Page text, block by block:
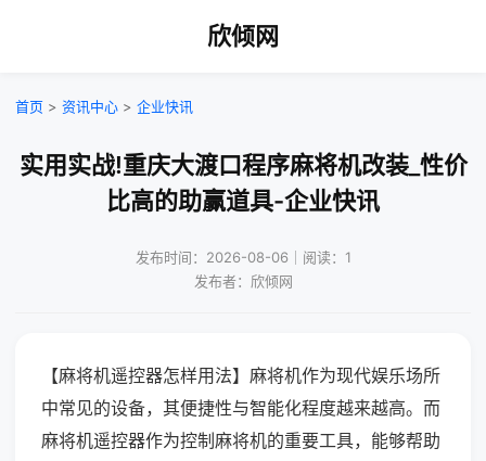
欣倾网
首页 > 资讯中心 > 企业快讯
实用实战!重庆大渡口程序麻将机改装_性价
比高的助赢道具-企业快讯
发布时间：2026-08-06｜阅读：1
发布者：欣倾网
【麻将机遥控器怎样用法】麻将机作为现代娱乐场所
中常见的设备，其便捷性与智能化程度越来越高。而
麻将机遥控器作为控制麻将机的重要工具，能够帮助